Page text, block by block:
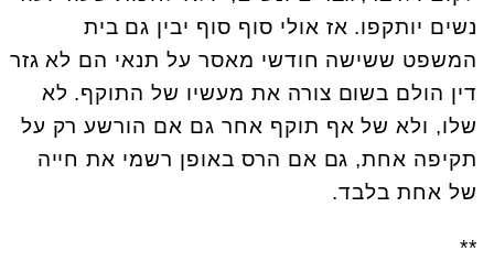
נשים יותקפו. אז אולי סוף סוף יבין גם בית
המשפט ששישה חודשי מאסר על תנאי הם לא גזר
דין הולם בשום צורה את מעשיו של התוקף. לא
שלו, ולא של אף תוקף אחר גם אם הורשע רק על
תקיפה אחת, גם אם הרס באופן רשמי את חייה
של אחת בלבד.
**